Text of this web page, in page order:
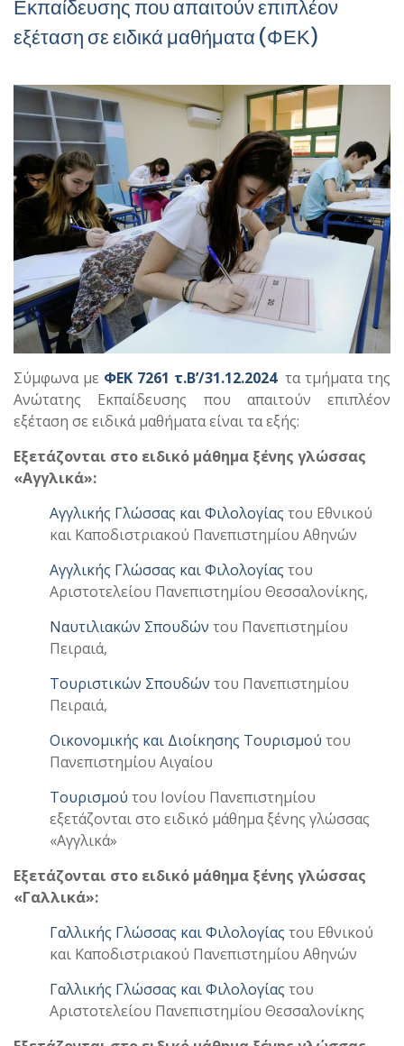
Εκπαίδευσης που απαιτούν επιπλέον
εξέταση σε ειδικά μαθήματα (ΦΕΚ)
Σύμφωνα με ΦΕΚ 7261 τ.Β’/31.12.2024τα τμήματα της
Ανώτατης Εκπαίδευσης που απαιτούν επιπλέον
εξέταση σε ειδικά μαθήματα είναι τα εξής:
Εξετάζονται στο ειδικό μάθημα ξένης γλώσσας
«Αγγλικά»:
Αγγλικής Γλώσσας και Φιλολογίας του Εθνικού
και Καποδιστριακού Πανεπιστημίου Αθηνών
Αγγλικής Γλώσσας και Φιλολογίας του
Αριστοτελείου Πανεπιστημίου Θεσσαλονίκης,
Ναυτιλιακών Σπουδών του Πανεπιστημίου
Πειραιά,
Τουριστικών Σπουδών του Πανεπιστημίου
Πειραιά,
Οικονομικής και Διοίκησης Τουρισμού του
Πανεπιστημίου Αιγαίου
Τουρισμού του Ιονίου Πανεπιστημίου
εξετάζονται στο ειδικό μάθημα ξένης γλώσσας
«Αγγλικά»
Εξετάζονται στο ειδικό μάθημα ξένης γλώσσας
«Γαλλικά»:
Γαλλικής Γλώσσας και Φιλολογίας του Εθνικού
και Καποδιστριακού Πανεπιστημίου Αθηνών
Γαλλικής Γλώσσας και Φιλολογίας του
Αριστοτελείου Πανεπιστημίου Θεσσαλονίκης